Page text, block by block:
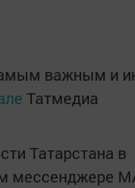
важным и
Татмедиа
Татарстана в
мессенджере